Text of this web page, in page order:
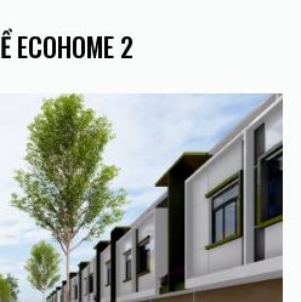
ECOHOME 2